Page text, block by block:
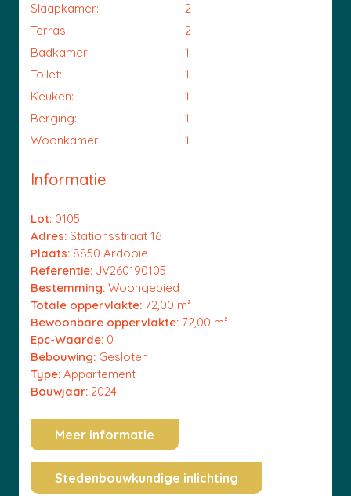
Slaapkamer:
2
Terras:
2
Badkamer:
1
Toilet:
1
Keuken:
1
Berging:
1
Woonkamer:
1
Informatie
Lot: 0105
Adres: Stationsstraat 16
Plaats: 8850 Ardooie
Referentie: JV260190105
Bestemming: Woongebied
Totale oppervlakte: 72,00 m²
Bewoonbare oppervlakte: 72,00 m²
Epc-Waarde: 0
Bebouwing: Gesloten
Type: Appartement
Bouwjaar: 2024
Meer informatie
Stedenbouwkundige inlichting